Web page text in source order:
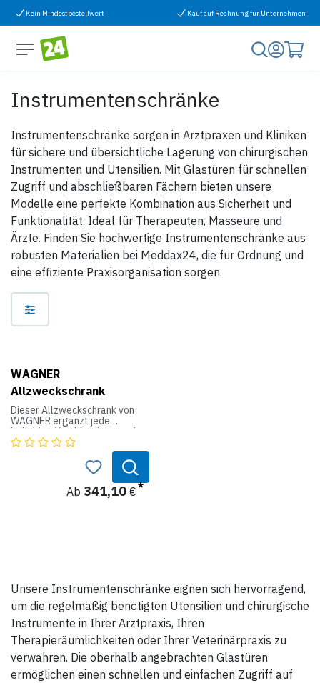
Zum Inhalt springen
Kein Mindestbestellwert Kauf auf Rechnung für Unternehmen
Instrumentenschränke
Instrumentenschränke sorgen in Arztpraxen und Kliniken
für sichere und übersichtliche Lagerung von chirurgischen
Instrumenten und Utensilien. Mit Glastüren für schnellen
Zugriff und abschließbaren Fächern bieten unsere
Modelle eine perfekte Kombination aus Sicherheit und
Funktionalität. Ideal für Therapeuten, Masseure und
Ärzte. Finden Sie hochwertige Instrumentenschränke aus
robusten Materialien bei Meddax24, die für Ordnung und
eine effiziente Praxisorganisation sorgen.
WAGNER
Allzweckschrank
Dieser Allzweckschrank von
WAGNER ergänzt jede
beliebige Kombination aus der
Wagner-Serie. Der Schrank
wird mit einer hochwertigen
Acrylglasscheibe geliefert.
Diese bietet Staubschutz und
Übersicht. Zusätzlich besitzt
der Schrank flexible Böden für
Ab 341,10€
Unsere Instrumentenschränke eignen sich hervorragend,
um die regelmäßig benötigten Utensilien und chirurgische
Instrumente in Ihrer Arztpraxis, Ihren
Therapieräumlichkeiten oder Ihrer Veterinärpraxis zu
verwahren. Die oberhalb angebrachten Glastüren
ermöglichen einen schnellen und einfachen Zugriff auf